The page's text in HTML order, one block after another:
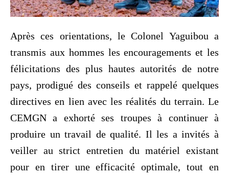
Après ces orientations, le Colonel Yaguibou a
transmis aux hommes les encouragements et les
félicitations des plus hautes autorités de notre
pays, prodigué des conseils et rappelé quelques
directives en lien avec les réalités du terrain. Le
CEMGN a exhorté ses troupes à continuer à
produire un travail de qualité. Il les a invités à
veiller au strict entretien du matériel existant
pour en tirer une efficacité optimale, tout en